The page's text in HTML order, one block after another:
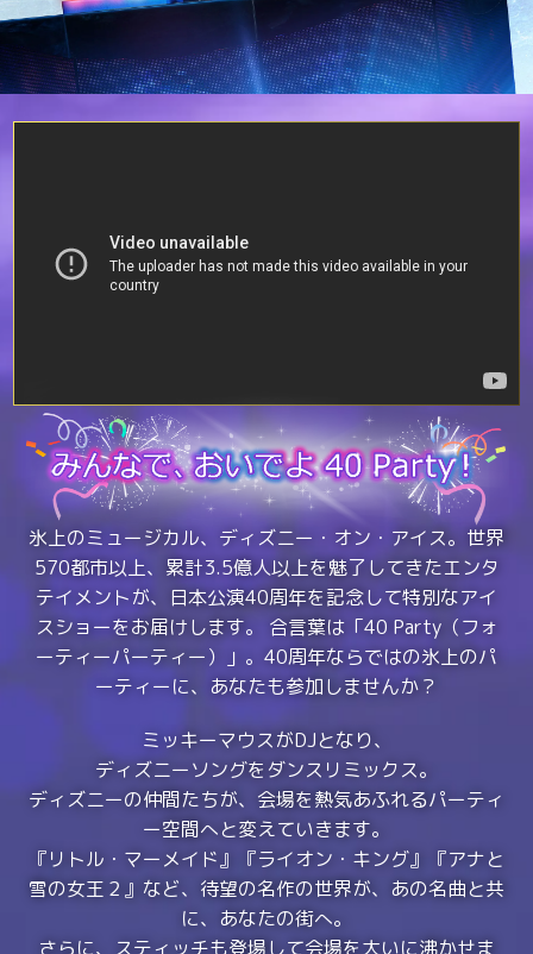
氷上のミュージカル、ディズニー・オン・アイス。世界
570都市以上、累計3.5億人以上を魅了してきたエンタ
テイメントが、日本公演40周年を記念して特別なアイ
スショーをお届けします。 合言葉は「40 Party（フォ
ーティーパーティー）」。40周年ならではの氷上のパ
ーティーに、あなたも参加しませんか？
ミッキーマウスがDJとなり、
ディズニーソングをダンスリミックス。
ディズニーの仲間たちが、会場を熱気あふれるパーティ
ー空間へと変えていきます。
『リトル・マーメイド』『ライオン・キング』『アナと
雪の女王２』など、待望の名作の世界が、あの名曲と共
に、あなたの街へ。
さらに、スティッチも登場して会場を大いに沸かせま